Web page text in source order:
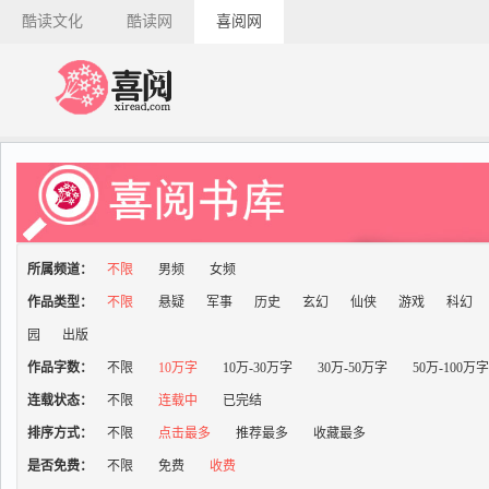
酷读文化 酷读网 喜阅网
所属频道： 不限 男频 女频
作品类型： 不限 悬疑 军事 历史 玄幻 仙侠 游戏 科幻
园 出版
作品字数： 不限 10万字 10万-30万字 30万-50万字 50万-100万
连载状态： 不限 连载中 已完结
排序方式： 不限 点击最多 推荐最多 收藏最多
是否免费： 不限 免费 收费